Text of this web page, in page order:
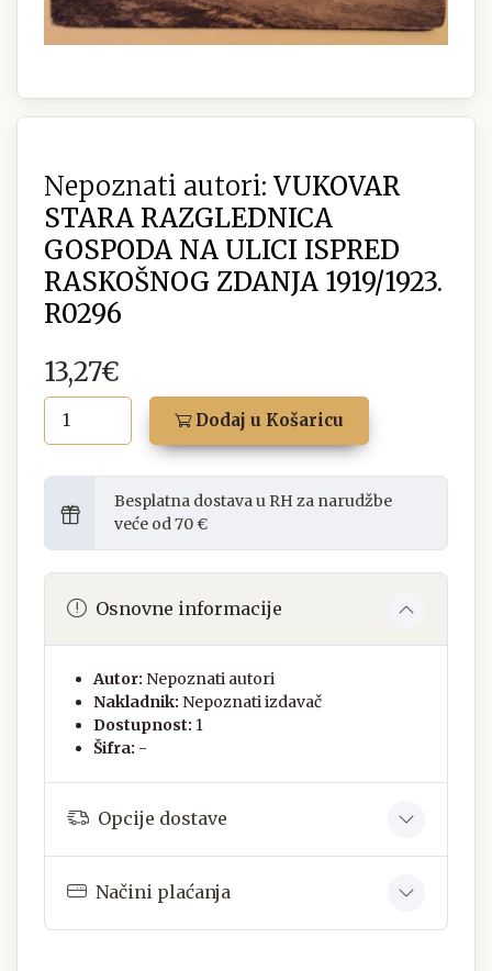
Nepoznati autori: VUKOVAR
STARA RAZGLEDNICA
GOSPODA NA ULICI ISPRED
RASKOŠNOG ZDANJA 1919/1923.
R0296
13,27€
Dodaj u Košaricu
Besplatna dostava u RH za narudžbe
veće od 70 €
Osnovne informacije
Autor: Nepoznati autori
Nakladnik: Nepoznati izdavač
Dostupnost: 1
Šifra: -
Opcije dostave
Načini plaćanja